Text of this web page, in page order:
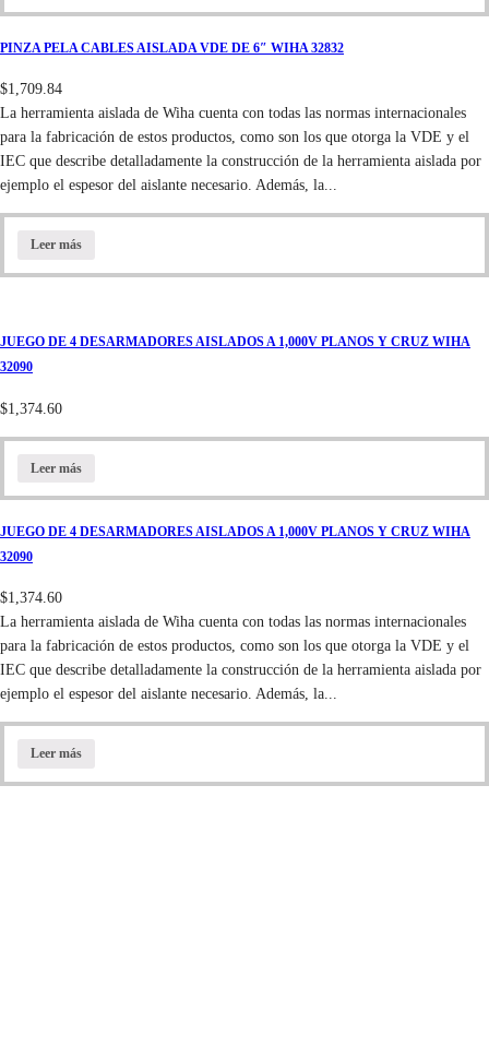
PINZA PELA CABLES AISLADA VDE DE 6″ WIHA 32832
$1,709.84
La herramienta aislada de Wiha cuenta con todas las normas internacionales
para la fabricación de estos productos, como son los que otorga la VDE y el
IEC que describe detalladamente la construcción de la herramienta aislada por
ejemplo el espesor del aislante necesario. Además, la...
Leer más
JUEGO DE 4 DESARMADORES AISLADOS A 1,000V PLANOS Y CRUZ WIHA
32090
$1,374.60
Leer más
JUEGO DE 4 DESARMADORES AISLADOS A 1,000V PLANOS Y CRUZ WIHA
32090
$1,374.60
La herramienta aislada de Wiha cuenta con todas las normas internacionales
para la fabricación de estos productos, como son los que otorga la VDE y el
IEC que describe detalladamente la construcción de la herramienta aislada por
ejemplo el espesor del aislante necesario. Además, la...
Leer más